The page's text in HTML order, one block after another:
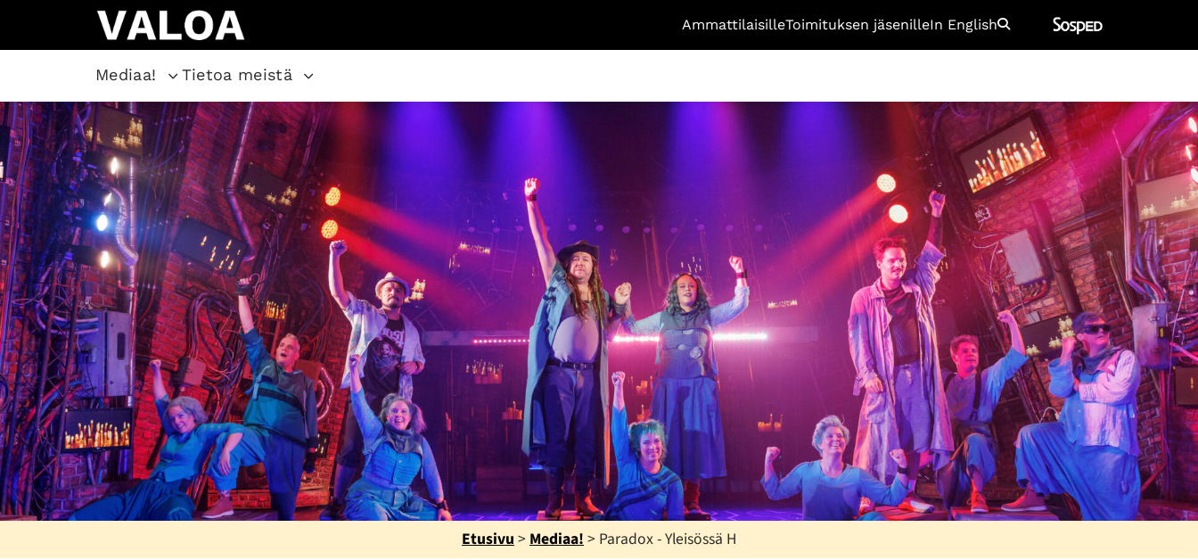
AmmattilaisilleToimituksen jäsenilleIn English Etsi
Mediaa! Tietoa meistä
Etusivu> Mediaa!> Paradox - Yleisössä H